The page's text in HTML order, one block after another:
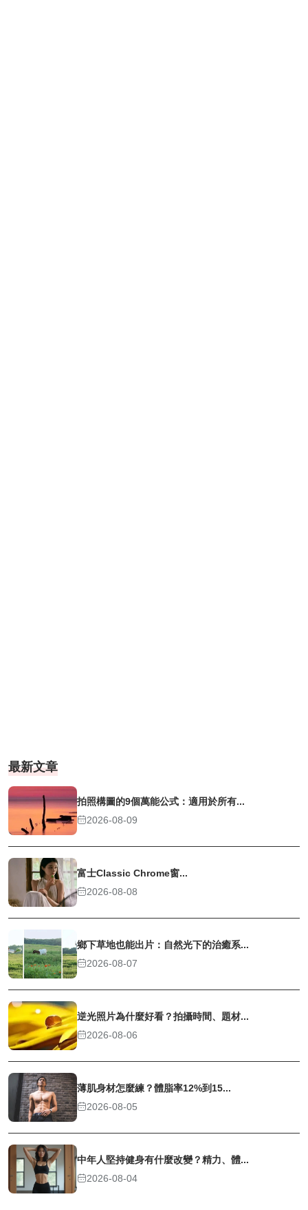
最新文章
拍照構圖的9個萬能公式：適用於所有...
2026-08-09
富士Classic Chrome窗...
2026-08-08
鄉下草地也能出片：自然光下的治癒系...
2026-08-07
逆光照片為什麼好看？拍攝時間、題材...
2026-08-06
薄肌身材怎麼練？體脂率12%到15...
2026-08-05
中年人堅持健身有什麼改變？精力、體...
2026-08-04